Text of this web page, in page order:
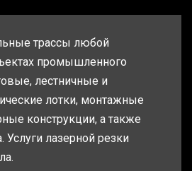
трассы любой
промышленного
лестничные и
лотки, монтажные
конструкции, а также
Услуги лазерной резки